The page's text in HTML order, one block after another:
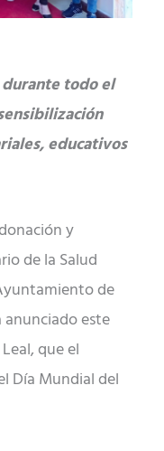
todo el
educativos
y
de la Salud
de
anunciado este
que el
Día Mundial del